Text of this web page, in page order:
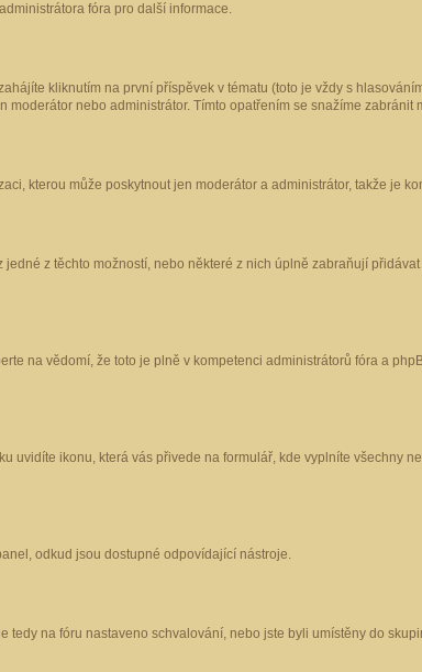
fóra pro další informace.
kliknutím na první příspěvek v tématu (toto je vždy s
nebo administrátor. Tímto opatřením se snažíme zabránit
kterou může poskytnout jen moderátor a administrátor, takže je
z těchto možností, nebo některé z nich úplně zabraňují
na vědomí, že toto je plně v kompetenci administrátorů fóra a
ikonu, která vás přivede na formulář, kde vyplníte všechny
odkud jsou dostupné odpovídající nástroje.
na fóru nastaveno schvalování, nebo jste byli umístěny do